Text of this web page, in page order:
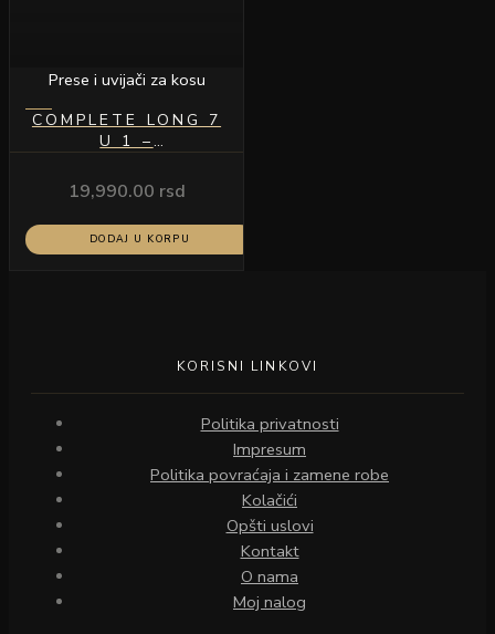
Prese i uvijači za kosu
COMPLETE LONG 7
U 1 –
STYLER ZA KOSU
GREEN
19,990.00 rsd
DODAJ U KORPU
KORISNI LINKOVI
Politika privatnosti
Impresum
Politika povraćaja i zamene robe
Kolačići
Opšti uslovi
Kontakt
O nama
Moj nalog